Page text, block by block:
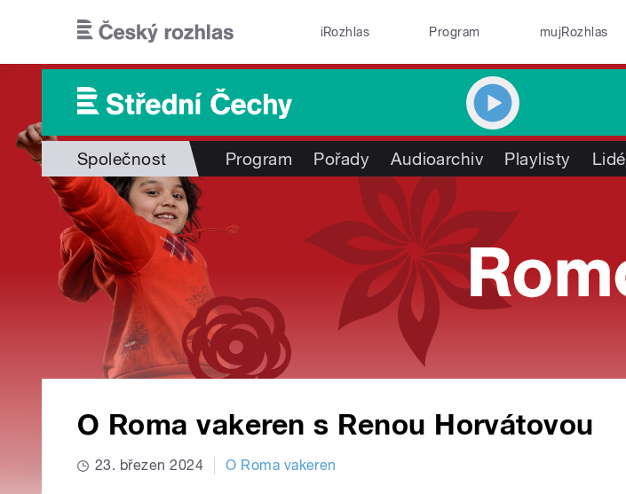
iRozhlas Program mujRozhlas
Společnost Program Pořady Audioarchiv Playlisty Lidé
O Roma vakeren s Renou Horvátovou
23. březen 2024 O Roma vakeren